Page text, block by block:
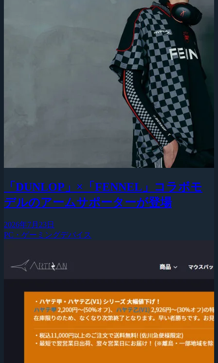
「DUNLOP」×「FENNEL」コラボモ
デルのアームサポーターが登場
2026年7月23日
PC・ゲーミングデバイス